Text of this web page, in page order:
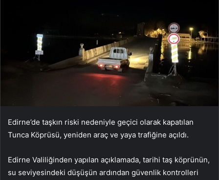
Edirne’de taşkın riski nedeniyle geçici olarak kapatılan
Tunca Köprüsü, yeniden araç ve yaya trafiğine açıldı.
Edirne Valiliğinden yapılan açıklamada, tarihi taş köprünün,
su seviyesindeki düşüşün ardından güvenlik kontrolleri